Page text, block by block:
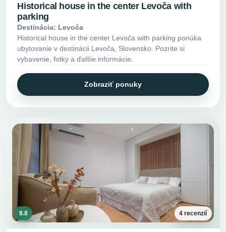
Historical house in the center Levoča with
parking
Destinácia: Levoča
Historical house in the center Levoča with parking ponúka
ubytovanie v destinácii Levoča, Slovensko. Pozrite si
vybavenie, fotky a ďalšie informácie.
Zobraziť ponuky
9.8 4 recenzií